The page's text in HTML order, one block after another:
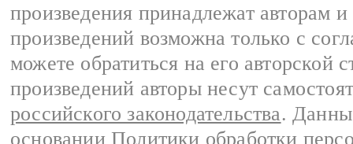
произведения принадлежат авторам
произведений возможна только с
можете обратиться на его авторской
произведений авторы несут
российского законодательства.
основании Политики обработки